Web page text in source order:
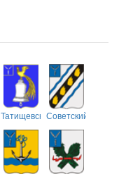
ТатищевскийСоветский